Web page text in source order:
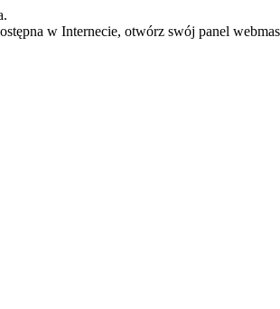
w Internecie, otwórz swój panel